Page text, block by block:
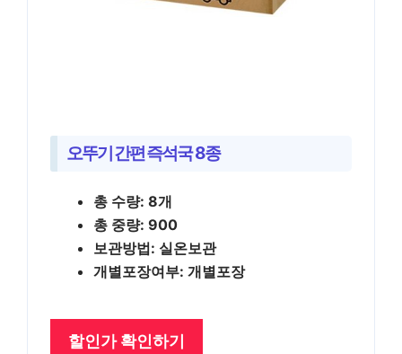
오뚜기 간편 즉석국 8종
총 수량: 8개
총 중량: 900
보관방법: 실온보관
개별포장여부: 개별포장
할인가 확인하기